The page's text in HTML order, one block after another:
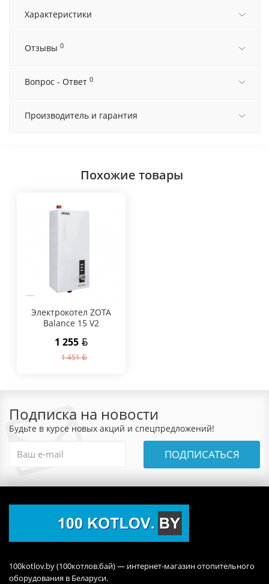
Характеристики
Отзывы 0
Вопрос - Ответ 0
Производитель и гарантия
Похожие товары
Электрокотел ZOTA
Balance 15 V2
1 255
1 451
Подписка на новости
Будьте в курсе новых акций и спецпредложений!
ПОДПИСАТЬСЯ
100kotlov.by (100котлов.бай) — интернет-магазин отопительного
оборудования в Беларуси.